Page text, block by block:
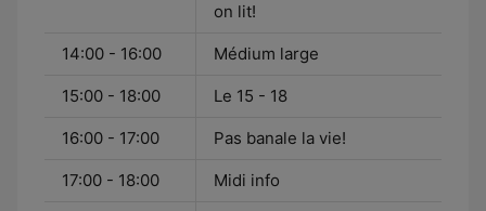
on lit!
14:00 - 16:00 Médium large
15:00 - 18:00 Le 15 - 18
16:00 - 17:00 Pas banale la vie!
17:00 - 18:00 Midi info